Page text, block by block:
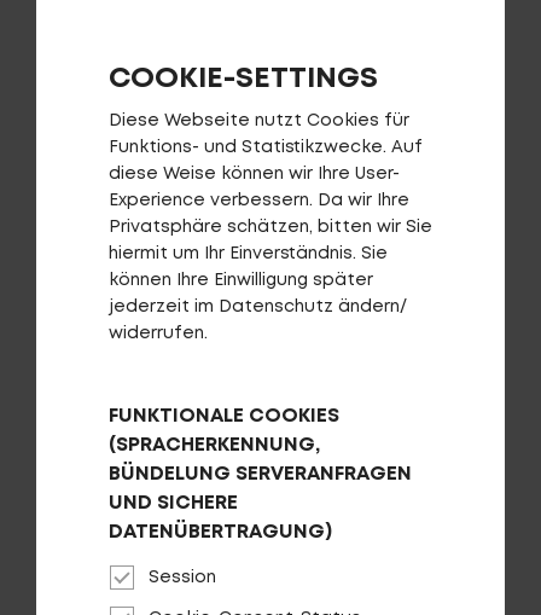
Bosch Bedienungsanleitung BES3 Displays
Bosch Bedienungsanleitung BES3 Display
Mount / Display-Halter
Bosch Bedienungsanleitung BES3 LED Remote
Bosch Bedienungsanleitung BES3 Battery-
Charger / Ladegerät
Bosch Bedienungsanleitung Drive Unit
Performance Line / Cargo Line
Line / Active Line Plus
Bosch Bedienungsanleitung Displays
SmartphoneHub
Bosch Bedienungsanleitung Displays Kiox
Bosch Bedienungsanleitung Displays Purion
COOKIE-SETTINGS
Diese Webseite nutzt Cookies für
Funktions- und Statistikzwecke. Auf
diese Weise können wir Ihre User-
Experience verbessern. Da wir Ihre
Privatsphäre schätzen, bitten wir Sie
hiermit um Ihr Einverständnis. Sie
können Ihre Einwilligung später
jederzeit im Datenschutz ändern/
widerrufen.
FUNKTIONALE COOKIES
(SPRACHERKENNUNG,
BÜNDELUNG SERVERANFRAGEN
UND SICHERE
DATENÜBERTRAGUNG)
Session